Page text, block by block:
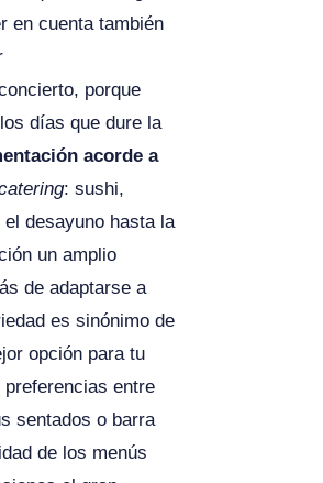
en cuenta también
porque
días que dure la
acorde a
: sushi,
desayuno hasta la
un amplio
de adaptarse a
es sinónimo de
opción para tu
entre
sentados o barra
de los menús